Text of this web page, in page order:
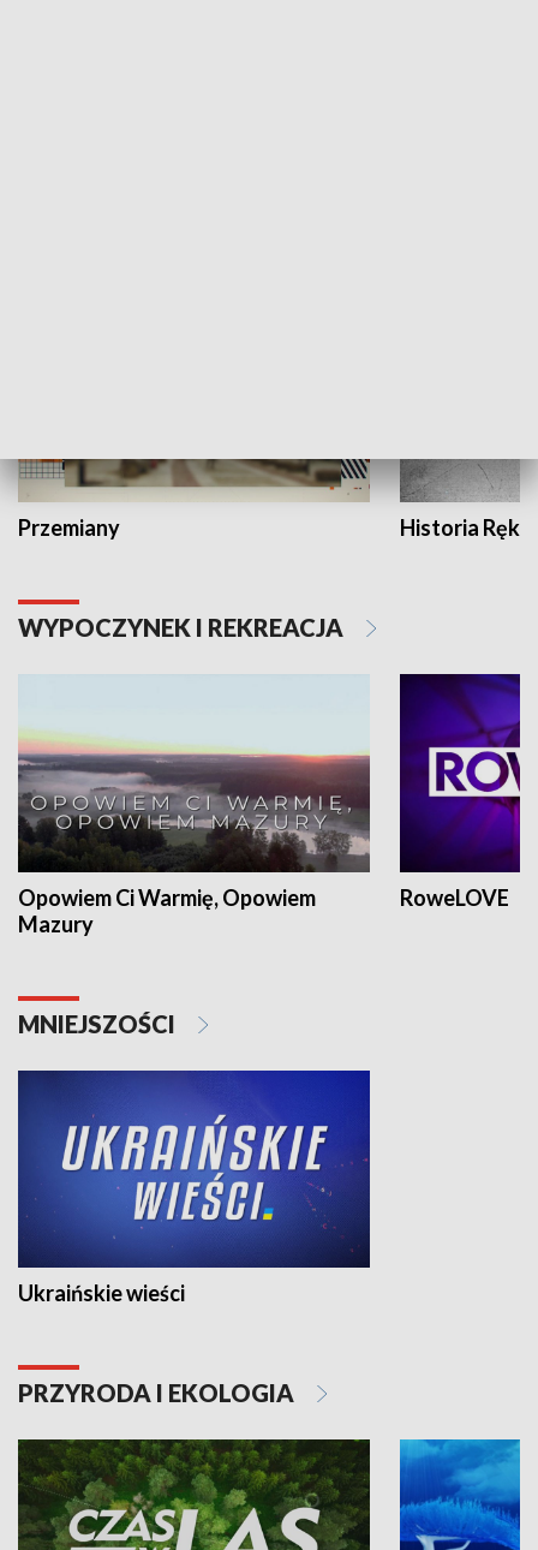
Przemiany Historia Ręką
WYPOCZYNEK I REKREACJA
Opowiem Ci Warmię, Opowiem
Mazury
RoweLOVE
MNIEJSZOŚCI
Ukraińskie wieści
PRZYRODA I EKOLOGIA